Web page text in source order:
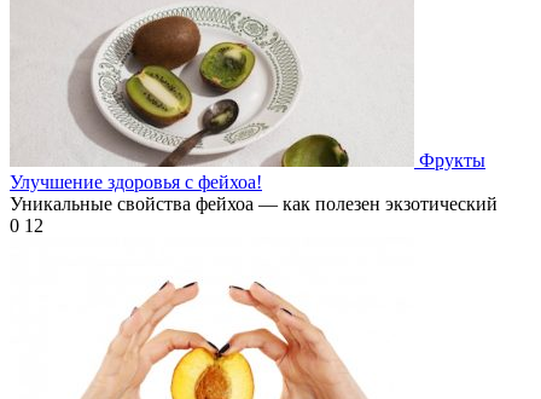
Фрукты
Улучшение здоровья с фейхоа!
Уникальные свойства фейхоа — как полезен экзотический
0 12